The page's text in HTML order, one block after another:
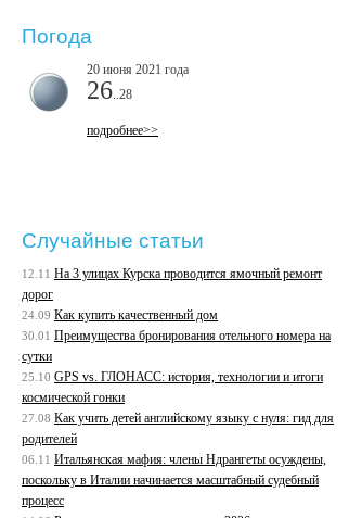
Погода
20 июня 2021 года
26 ..28
подробнее>>
Случайные статьи
12.11 На 3 улицах Курска проводится ямочный ремонт
дорог
24.09 Как купить качественный дом
30.01 Преимущества бронирования отельного номера на
сутки
25.10 GPS vs. ГЛОНАСС: история, технологии и итоги
космической гонки
27.08 Как учить детей английскому языку с нуля: гид для
родителей
06.11 Итальянская мафия: члены Ндрангеты осуждены,
поскольку в Италии начинается масштабный судебный
процесс